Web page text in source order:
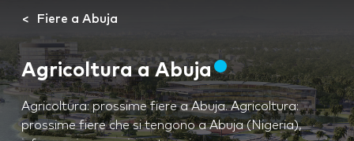
Fiere a Abuja
Agricoltura a Abuja
Agricoltura: prossime fiere a Abuja. Agricoltura:
prossime fiere che si tengono a Abuja (Nigeria),